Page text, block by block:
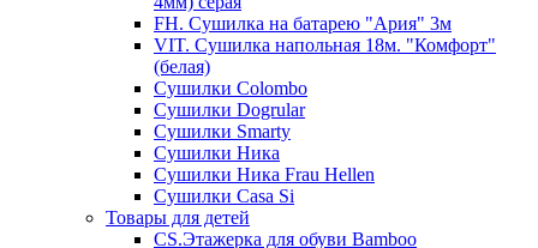
FH. Сушилка на батарею "Ария" 3м
VIT. Сушилка напольная 18м. "Комфорт"
(белая)
Cушилки Colombo
Сушилки Dogrular
Сушилки Smarty
Сушилки Ника
Сушилки Ника Frau Hellen
Сушилки Сasa Si
Товары для детей
CS.Этажерка для обуви Bamboo